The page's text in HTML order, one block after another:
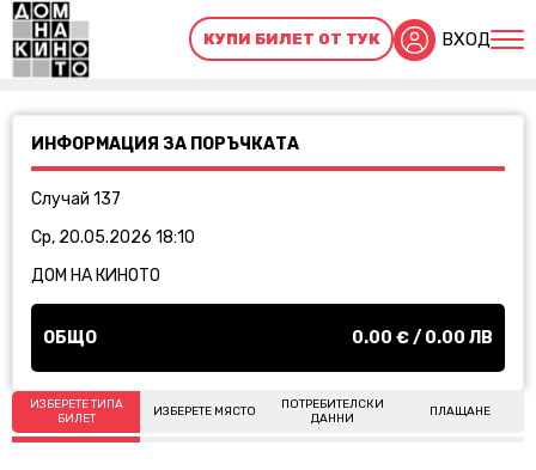
КУПИ БИЛЕТ ОТ ТУК ВХОД
ИНФОРМАЦИЯ ЗА ПОРЪЧКАТА
Случай 137
Ср, 20.05.2026 18:10
ДОМ НА КИНОТО
ОБЩО 0.00 € / 0.00 ЛВ
ИЗБЕРЕТЕ ТИПА
БИЛЕТ
ИЗБЕРЕТЕ МЯСТО
ПОТРЕБИТЕЛСКИ
ДАННИ
ПЛАЩАНЕ